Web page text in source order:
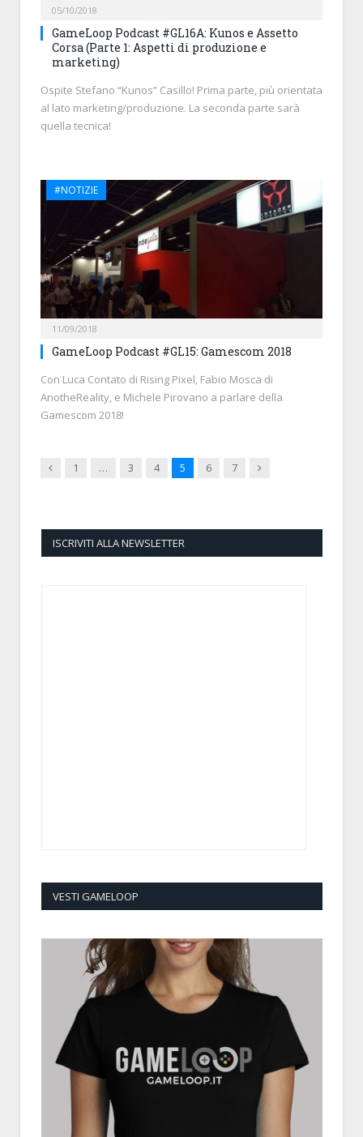
05/10/2018
GameLoop Podcast #GL16A: Kunos e Assetto
Corsa (Parte 1: Aspetti di produzione e
marketing)
Ospite Stefano “Kunos” Casillo! Prima parte, più orientata
al lato marketing/produzione. La seconda parte sarà
quella tecnica!
#NOTIZIE
11/09/2018
GameLoop Podcast #GL15: Gamescom 2018
Con Luca Contato di Rising Pixel, Fabio Mosca di
AnotheReality, e Michele Pirovano a parlare della
Gamescom 2018!
Previous
1 … 3 4 5 6 7 Next
ISCRIVITI ALLA NEWSLETTER
VESTI GAMELOOP